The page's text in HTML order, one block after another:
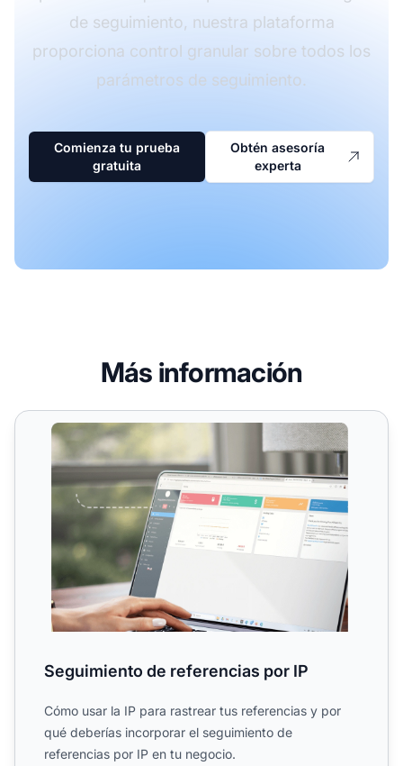
de seguimiento, nuestra plataforma
proporciona control granular sobre todos los
parámetros de seguimiento.
Comienza tu prueba
gratuita
Obtén asesoría
experta
Más información
Seguimiento de referencias por IP
Seguimiento de referencias por IP
Cómo usar la IP para rastrear tus referencias y por
qué deberías incorporar el seguimiento de
referencias por IP en tu negocio.